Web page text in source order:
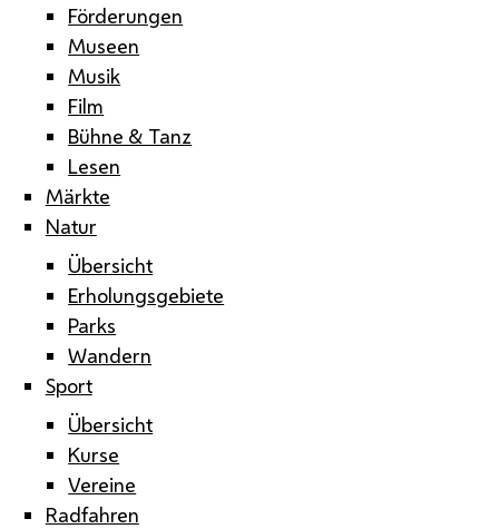
Förderungen
Museen
Musik
Film
Bühne & Tanz
Lesen
Märkte
Natur
Übersicht
Erholungsgebiete
Parks
Wandern
Sport
Übersicht
Kurse
Vereine
Radfahren